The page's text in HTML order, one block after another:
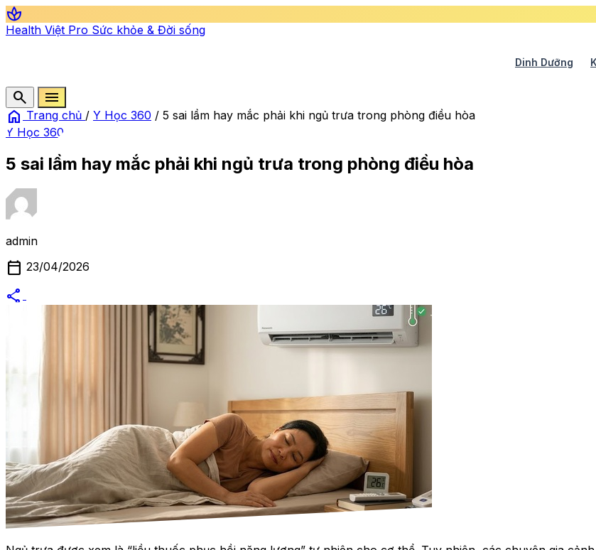
spa
Health Việt Pro Sức khỏe & Đời sống
Dinh Dưỡng
search
menu
home Trang chủ / Y Học 360 / 5 sai lầm hay mắc phải khi ngủ trưa trong phòng điều hòa
Y Học 360
5 sai lầm hay mắc phải khi ngủ trưa trong phòng điều hòa
admin
calendar_today 23/04/2026
share